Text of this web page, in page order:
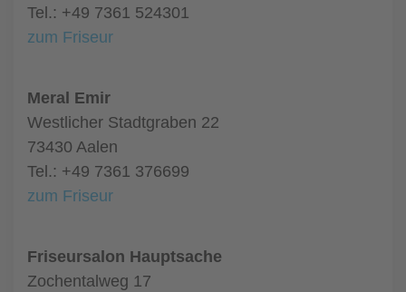
Tel.: +49 7361 524301
zum Friseur
Meral Emir
Westlicher Stadtgraben 22
73430 Aalen
Tel.: +49 7361 376699
zum Friseur
Friseursalon Hauptsache
Zochentalweg 17